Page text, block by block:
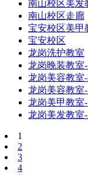
南山校区美发
南山校区走廊
宝安校区美甲
宝安校区
龙岗洗护教室
龙岗晚装教室-
龙岗美容教室-
龙岗美容教室-
龙岗美甲教室-
龙岗美发教室-
1
2
3
4